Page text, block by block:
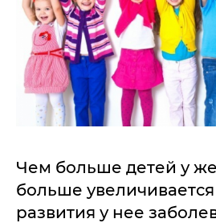
Чем больше детей у
больше
развития у нее